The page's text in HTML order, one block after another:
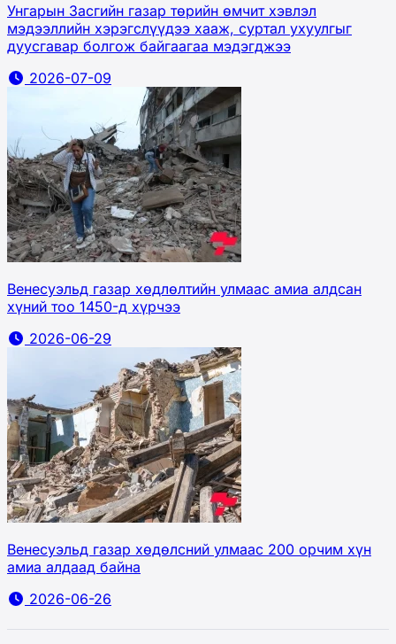
Унгарын Засгийн газар төрийн өмчит хэвлэл
мэдээллийн хэрэгслүүдээ хааж, суртал ухуулгыг
дуусгавар болгож байгаагаа мэдэгджээ
2026-07-09
Венесуэльд газар хөдлөлтийн улмаас амиа алдсан
хүний тоо 1450-д хүрчээ
2026-06-29
Венесуэльд газар хөдөлсний улмаас 200 орчим хүн
амиа алдаад байна
2026-06-26